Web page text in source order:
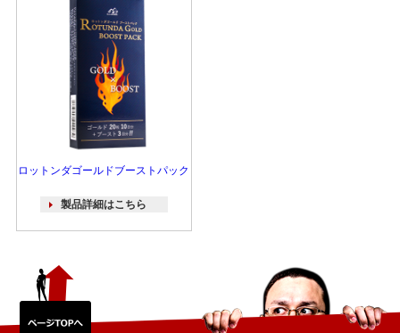
ロットンダゴールドブーストパック
製品詳細はこちら